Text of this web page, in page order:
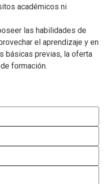
académicos ni
las habilidades de
el aprendizaje y en
básicas previas, la oferta
formación.